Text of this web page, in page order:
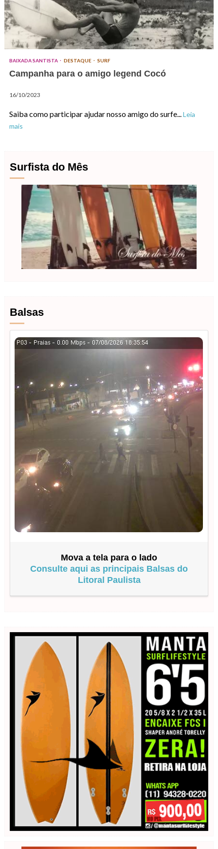
BAIXADA SANTISTA DESTAQUE SURF
Campanha para o amigo legend Cocó
16/10/2023
Saiba como participar ajudar nosso amigo do surfe...Leia
mais
Surfista do Mês
Balsas
Mova a tela para o lado
Consulte aqui as principais Balsas do
Litoral Paulista